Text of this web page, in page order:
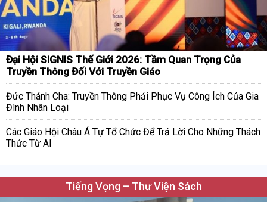
Đại Hội SIGNIS Thế Giới 2026: Tầm Quan Trọng Của
Truyền Thông Đối Với Truyền Giáo
Đức Thánh Cha: Truyền Thông Phải Phục Vụ Công Ích Của Gia
Đình Nhân Loại
Các Giáo Hội Châu Á Tự Tổ Chức Để Trả Lời Cho Những Thách
Thức Từ AI
Tiếng Vọng – Thư Viện Sách